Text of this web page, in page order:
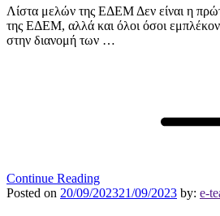
Λίστα μελών της ΕΔΕΜ Δεν είναι η
της ΕΔΕΜ, αλλά και όλοι όσοι
στην διανομή των …
Continue Reading
Posted on 20/09/202321/09/2023 by: e-